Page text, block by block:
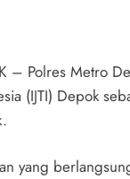
– Polres Metro
(IJTI) Depok
yang